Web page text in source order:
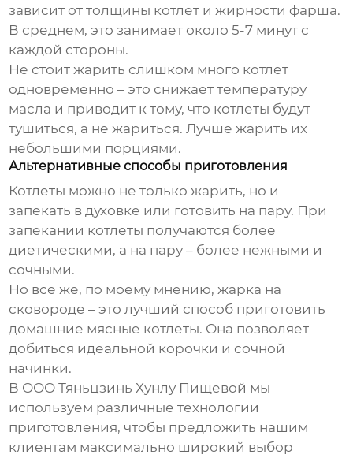
зависит от толщины котлет и жирности фарша.
В среднем, это занимает около 5-7 минут с
каждой стороны.
Не стоит жарить слишком много котлет
одновременно – это снижает температуру
масла и приводит к тому, что котлеты будут
тушиться, а не жариться. Лучше жарить их
небольшими порциями.
Альтернативные способы приготовления
Котлеты можно не только жарить, но и
запекать в духовке или готовить на пару. При
запекании котлеты получаются более
диетическими, а на пару – более нежными и
сочными.
Но все же, по моему мнению, жарка на
сковороде – это лучший способ приготовить
домашние мясные котлеты. Она позволяет
добиться идеальной корочки и сочной
начинки.
В ООО Тяньцзинь Хунлу Пищевой мы
используем различные технологии
приготовления, чтобы предложить нашим
клиентам максимально широкий выбор